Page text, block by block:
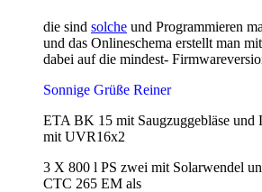
die sind solche und Programmieren
und das Onlineschema erstellt man
dabei auf die mindest-
Sonnige Grüße Reiner
ETA BK 15 mit Saugzuggebläse und
mit UVR16x2
3 X 800 l PS zwei mit Solarwendel
CTC 265 EM als